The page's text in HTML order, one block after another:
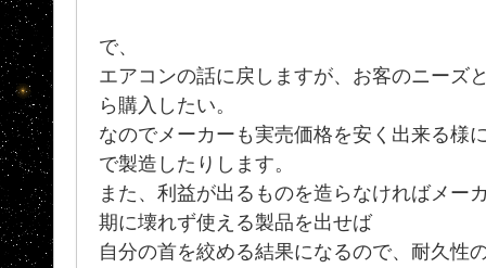
で、
エアコンの話に戻しますが、お客のニーズ
ら購入したい。
なのでメーカーも実売価格を安く出来る様
で製造したりします。
また、利益が出るものを造らなければメー
期に壊れず使える製品を出せば
自分の首を絞める結果になるので、耐久性